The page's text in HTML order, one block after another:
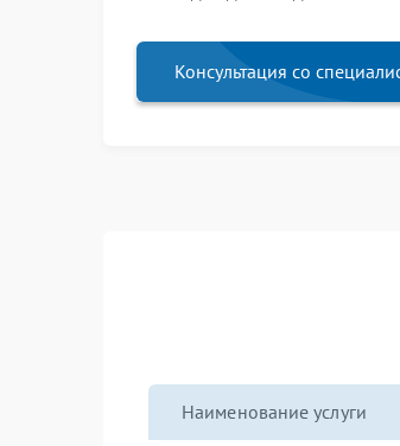
Консультация со
Наименование услуги